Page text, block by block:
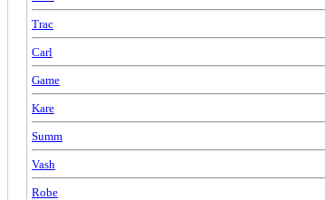
Trac
Carl
Game
Kare
Summ
Vash
Robe